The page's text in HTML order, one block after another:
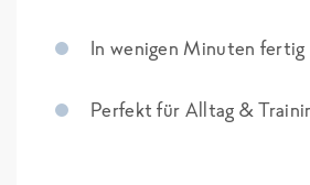
In wenigen Minuten fertig
Perfekt für Alltag &